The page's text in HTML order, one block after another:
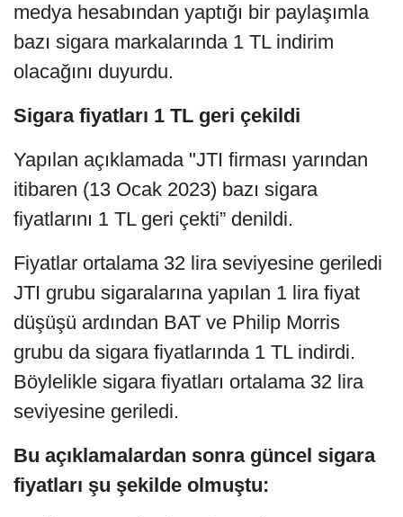
medya hesabından yaptığı bir paylaşımla
bazı sigara markalarında 1 TL indirim
olacağını duyurdu.
Sigara fiyatları 1 TL geri çekildi
Yapılan açıklamada "JTI firması yarından
itibaren (13 Ocak 2023) bazı sigara
fiyatlarını 1 TL geri çekti” denildi.
Fiyatlar ortalama 32 lira seviyesine geriledi
JTI grubu sigaralarına yapılan 1 lira fiyat
düşüşü ardından BAT ve Philip Morris
grubu da sigara fiyatlarında 1 TL indirdi.
Böylelikle sigara fiyatları ortalama 32 lira
seviyesine geriledi.
Bu açıklamalardan sonra güncel sigara
fiyatları şu şekilde olmuştu: